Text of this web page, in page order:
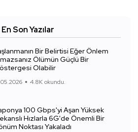
En Son Yazılar
Bir Belirtisi Eğer Önlem
Ölümün Güçlü Bir
Olabilir
4.8K okundu.
100 Gbps'yi Aşan Yüksek
Hızlarla 6G'de Önemli Bir
Noktası Yakaladı